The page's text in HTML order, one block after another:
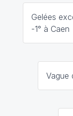
Gelées
-1° à Caen
Vague